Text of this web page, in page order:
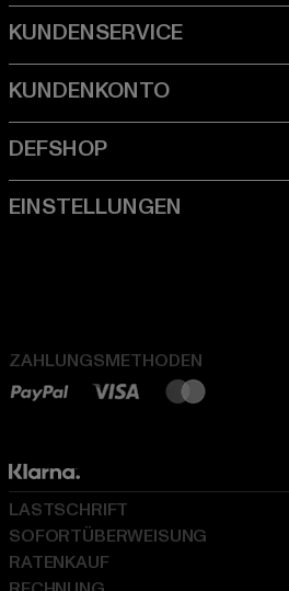
ZAHLUNGSMETHODEN
LASTSCHRIFT
SOFORTÜBERWEISUNG
RATENKAUF